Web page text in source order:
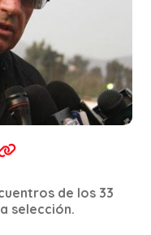
de los 33
selección.